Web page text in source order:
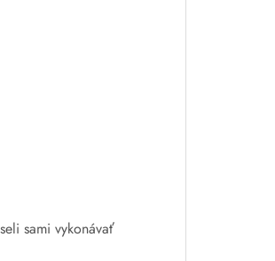
sami vykonávať